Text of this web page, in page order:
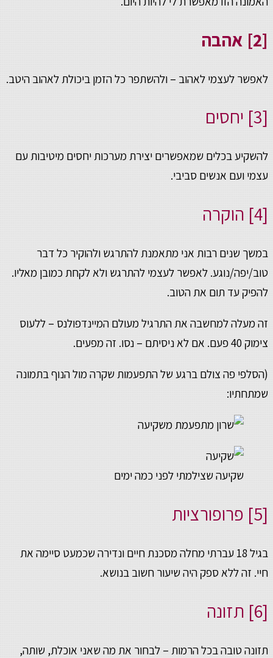
[2] אהבה
לאפשר לעצמי לאהוב – ולהשתפר כל הזמן ביכולת לאהוב היטב.
[3] יחסים
להשקיע בכלים שמאפשרים יצירת מערכות יחסים מיטיבות עם
עצמי ועם אנשים סביבי.
[4] הוקרה
במשך שנים רבות אני מתאמנת להתרגש ולהוקיר כל דבר
טוב/יפה/נוגע. לאפשר לעצמי להתרגש ולא לקחת כמובן מאליו.
להפיק עד תום את הטוב.
זה מעלה למחשבה את התרגיל מעולם המיינדפולנס – ללעוס
צימוק 40 פעם. אם לא ניסיתם – נסו. זה מפעים.
(הסלפי פה צולם ברגע של התפעמות שקרה מול הנוף בתמונה
שמתחתיו:
שקיעה שצילמתי לפני כמה ימים
[5] פרופורציות
בגיל 18 עברתי מחלה מסכנת חיים ונדירה שכמעט סיימה את
חיי. זה ללא ספק היה שיעור חשוב בנושא.
[6] תזונה
תזונה טובה בכל הרמות – לבחור את מה שאני אוכלת, שותה,